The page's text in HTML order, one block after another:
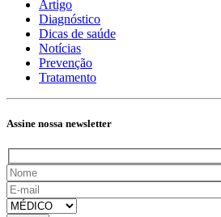
Artigo
Diagnóstico
Dicas de saúde
Notícias
Prevenção
Tratamento
Assine nossa newsletter